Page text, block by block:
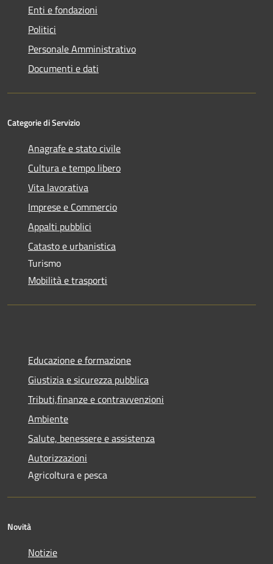
Enti e fondazioni
Politici
Personale Amministrativo
Documenti e dati
Categorie di Servizio
Anagrafe e stato civile
Cultura e tempo libero
Vita lavorativa
Imprese e Commercio
Appalti pubblici
Catasto e urbanistica
Turismo
Mobilità e trasporti
Educazione e formazione
Giustizia e sicurezza pubblica
Tributi,finanze e contravvenzioni
Ambiente
Salute, benessere e assistenza
Autorizzazioni
Agricoltura e pesca
Novità
Notizie